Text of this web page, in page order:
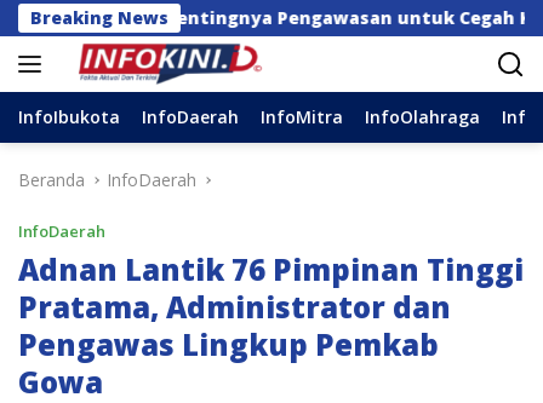
Langsung
ke
konten
Breaking News
soal Pentingnya Pengawasan untuk Cegah Kerugian
InfoIbukota InfoDaerah InfoMitra InfoOlahraga
Beranda InfoDaerah
InfoDaerah
Adnan Lantik 76 Pimpinan Tinggi
Pratama, Administrator dan
Pengawas Lingkup Pemkab
Gowa